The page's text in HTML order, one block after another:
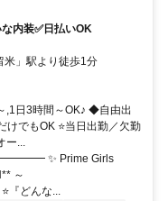
内装✅日払いOK
米」駅より徒歩1分
日3時間～OK♪ ◆自由出
けでもOK ⭐当日出勤／欠勤
...
✨ Prime Girls
～
んな...